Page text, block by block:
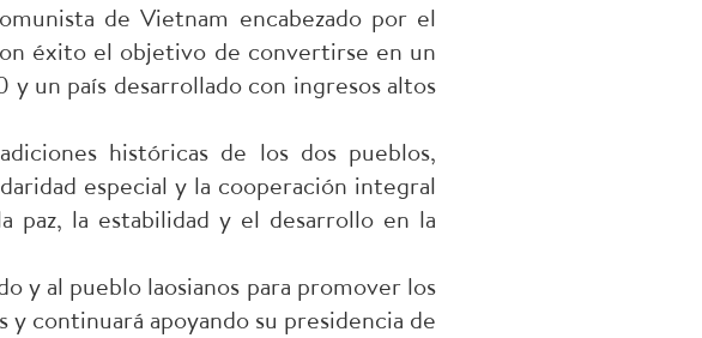
de Vietnam encabezado por el
éxito el objetivo de convertirse en un
un país desarrollado con ingresos altos
históricas de los dos pueblos,
especial y la cooperación integral
paz, la estabilidad y el desarrollo en la
y al pueblo laosianos para promover los
y continuará apoyando su presidencia de